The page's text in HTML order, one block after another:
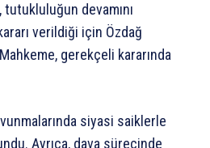
devamını
verildiği için Özdağ
gerekçeli kararında
siyasi saiklerle
Ayrıca, dava sürecinde